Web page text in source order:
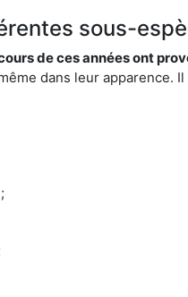
sous-
de ces années ont
dans leur apparence.